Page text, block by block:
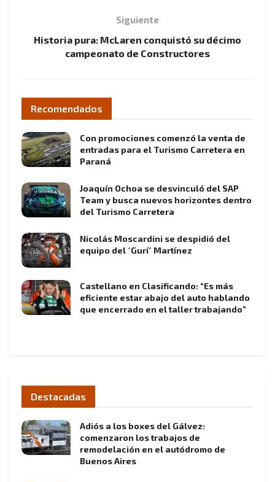
Siguiente
Historia pura: McLaren conquistó su décimo
campeonato de Constructores
Recomendados
Con promociones comenzó la venta de
entradas para el Turismo Carretera en
Paraná
Joaquín Ochoa se desvinculó del SAP
Team y busca nuevos horizontes dentro
del Turismo Carretera
Nicolás Moscardini se despidió del
equipo del ´Gurí´ Martínez
Castellano en Clasificando: “Es más
eficiente estar abajo del auto hablando
que encerrado en el taller trabajando”
Destacadas
Adiós a los boxes del Gálvez:
comenzaron los trabajos de
remodelación en el autódromo de
Buenos Aires